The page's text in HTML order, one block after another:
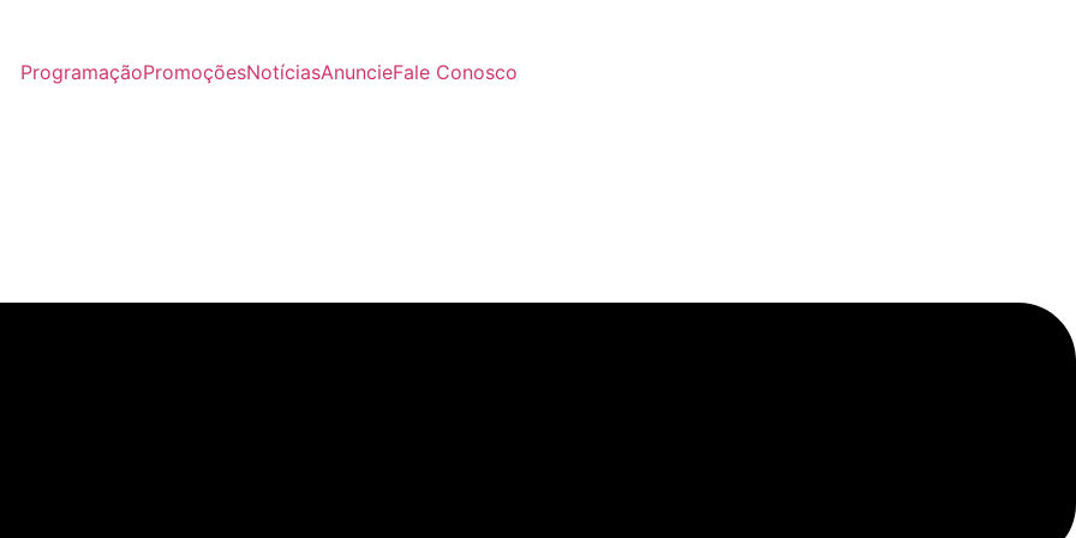
ProgramaçãoPromoçõesNotíciasAnuncieFale Conosco